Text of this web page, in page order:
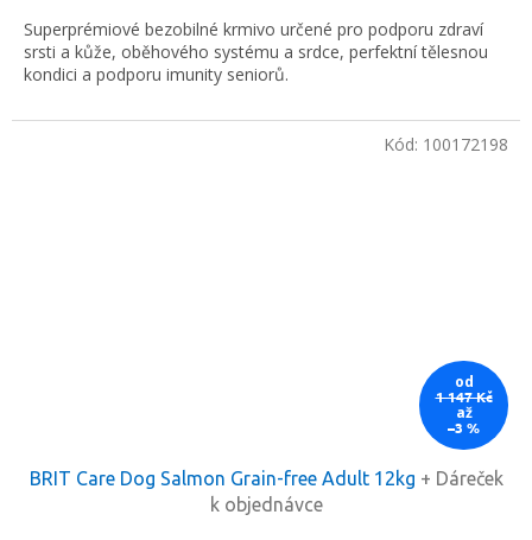
Superprémiové bezobilné krmivo určené pro podporu zdraví
srsti a kůže, oběhového systému a srdce, perfektní tělesnou
kondici a podporu imunity seniorů.
od
1 147 Kč
až
–3 %
BRIT Care Dog Salmon Grain-free Adult 12kg + Dáreček
k objednávce
Kód: 100172198